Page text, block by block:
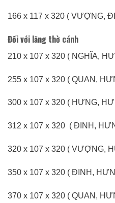
166 x 117 x 320 ( VƯỢNG,
Đối với lăng thờ cánh
210 x 107 x 320 ( NGHĨA,
255 x 107 x 320 ( QUAN,
300 x 107 x 320 ( HƯNG,
312 x 107 x 320 ( ĐINH,
320 x 107 x 320 ( VƯỢNG,
350 x 107 x 320 ( ĐINH,
370 x 107 x 320 ( QUAN,